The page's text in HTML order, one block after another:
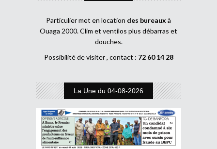
Particulier met en location des bureaux à
Ouaga 2000. Clim et ventilos plus débarras et
douches.
Possibilité de visiter , contact : 72 60 14 28
La Une du 04-08-2026